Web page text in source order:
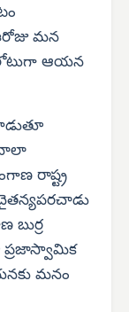
మన
లోటుగా ఆయన
చాలా
రాష్ట్ర
చైతన్యపరచాడు
బుర్ర
ప్రజాస్వామిక
మనం